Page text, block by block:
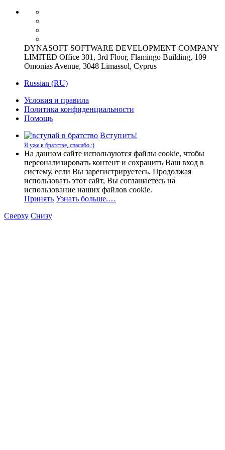
DYNASOFT SOFTWARE DEVELOPMENT COMPANY
LIMITED Office 301, 3rd Floor, Flamingo Building, 109
Omonias Avenue, 3048 Limassol, Cyprus
Russian (RU)
Условия и правила
Политика конфиденциальности
Помощь
Вступить!
Я уже в братстве, спасибо :)
На данном сайте используются файлы cookie, чтобы
персонализировать контент и сохранить Ваш вход в
систему, если Вы зарегистрируетесь. Продолжая
использовать этот сайт, Вы соглашаетесь на
использование наших файлов cookie.
Принять Узнать больше.…
Сверху Снизу